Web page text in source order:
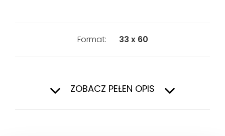
Format: 33 x 60
ZOBACZ PEŁEN OPIS